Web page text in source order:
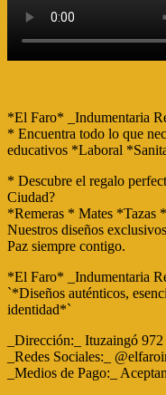
*El Faro* _Indumentaria
* Encuentra todo lo que
educativos *Laboral
* Descubre el regalo
Ciudad?
*Remeras * Mates *Tazas
Nuestros diseños
Paz siempre contigo.
*El Faro* _Indumentaria
`*Diseños auténticos,
identidad*`
_Dirección:_ Ituzaingó 972
_Redes Sociales:_
_Medios de Pago:_